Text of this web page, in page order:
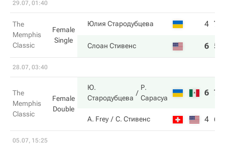
29.07, 01:40
The
Memphis
Classic
Female
Single
Юлия Стародубцева 4 7
Слоан Стивенс 6 5
28.07, 03:40
The
Memphis
Classic
Female
Double
Ю.
Стародубцева
Р.
Сарасуа
6 7
A. Frey С. Стивенс 4 6
05.07, 15:25